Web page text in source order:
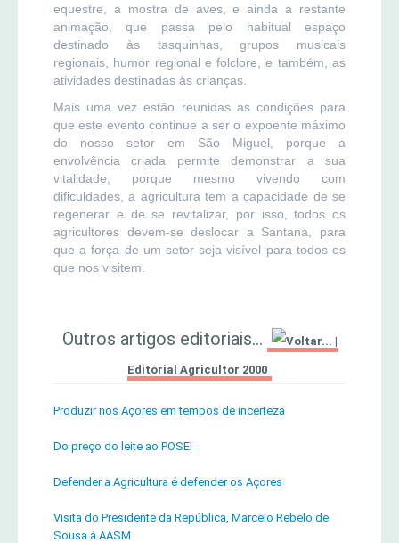
equestre, a mostra de aves, e ainda a restante
animação, que passa pelo habitual espaço
destinado às tasquinhas, grupos musicais
regionais, humor regional e folclore, e também, as
atividades destinadas às crianças.
Mais uma vez estão reunidas as condições para
que este evento continue a ser o expoente máximo
do nosso setor em São Miguel, porque a
envolvência criada permite demonstrar a sua
vitalidade, porque mesmo vivendo com
dificuldades, a agricultura tem a capacidade de se
regenerar e de se revitalizar, por isso, todos os
agricultores devem-se deslocar a Santana, para
que a força de um setor seja visível para todos os
que nos visitem.
Outros artigos editoriais... |
Editorial Agricultor 2000
Produzir nos Açores em tempos de incerteza
Do preço do leite ao POSEI
Defender a Agricultura é defender os Açores
Visita do Presidente da República, Marcelo Rebelo de
Sousa à AASM